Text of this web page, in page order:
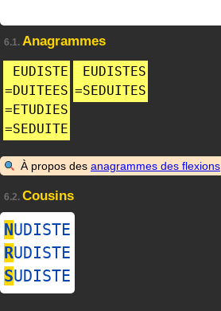
6.1. Anagrammes
EUDISTE
=DUITEES
=ETUDIES
=SEDUITE
EUDISTES
=SEDUITES
À propos des anagrammes des flexions
6.2. Cousins
NUDISTE
RUDISTE
SUDISTE